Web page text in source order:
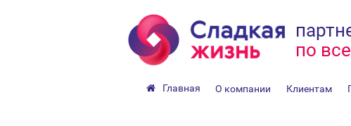
по
Главная О компании Клиентам